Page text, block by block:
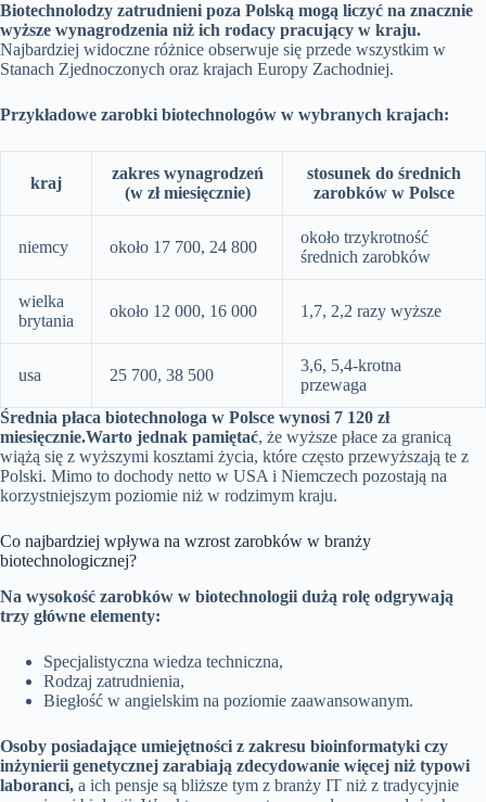
Biotechnolodzy zatrudnieni poza Polską mogą liczyć na znacznie
wyższe wynagrodzenia niż ich rodacy pracujący w kraju.
Najbardziej widoczne różnice obserwuje się przede wszystkim w
Stanach Zjednoczonych oraz krajach Europy Zachodniej.
Przykładowe zarobki biotechnologów w wybranych krajach:
kraj
zakres wynagrodzeń
(w zł miesięcznie)
stosunek do średnich
zarobków w Polsce
niemcy około 17 700, 24 800
około trzykrotność
średnich zarobków
wielka
brytania
około 12 000, 16 000 1,7, 2,2 razy wyższe
usa 25 700, 38 500
3,6, 5,4-krotna
przewaga
Średnia płaca biotechnologa w Polsce wynosi 7 120 zł
miesięcznie.Warto jednak pamiętać, że wyższe płace za granicą
wiążą się z wyższymi kosztami życia, które często przewyższają te z
Polski. Mimo to dochody netto w USA i Niemczech pozostają na
korzystniejszym poziomie niż w rodzimym kraju.
Co najbardziej wpływa na wzrost zarobków w branży
biotechnologicznej?
Na wysokość zarobków w biotechnologii dużą rolę odgrywają
trzy główne elementy:
Specjalistyczna wiedza techniczna,
Rodzaj zatrudnienia,
Biegłość w angielskim na poziomie zaawansowanym.
Osoby posiadające umiejętności z zakresu bioinformatyki czy
inżynierii genetycznej zarabiają zdecydowanie więcej niż typowi
laboranci, a ich pensje są bliższe tym z branży IT niż z tradycyjnie